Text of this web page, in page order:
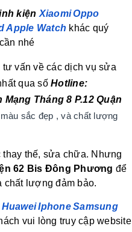
kiện XiaomiOppo
Apple Watch khác quý
nhé
vấn về các dịch vụ sửa
qua số Hotline:
Mạng Tháng 8 P.12 Quận
màu sắc đẹp , và chất lượng
thế, sửa chữa. Nhưng
62 Bis Đông Phương để
chất lượng đảm bảo.
HuaweiIphoneSamsung
vui lòng truy cập website